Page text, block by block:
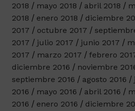
2018
mayo 2018 abril 2018
2018
enero 2018 diciembre
2017
octubre 2017
2017
julio 2017 junio 2017
2017
marzo 2017 febrero
diciembre 2016
noviembre
septiembre 2016
agosto 2016
2016
mayo 2016 abril 2016
2016
enero 2016 diciembre